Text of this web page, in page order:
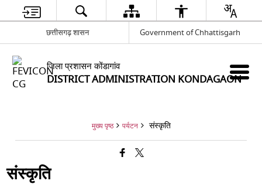
छत्तीसगढ़ शासन Government of Chhattisgarh
जिला प्रशासन कोंडागांव
DISTRICT ADMINISTRATION KONDAGAON
मुख्य पृष्ठ पर्यटन संस्कृति
संस्कृति